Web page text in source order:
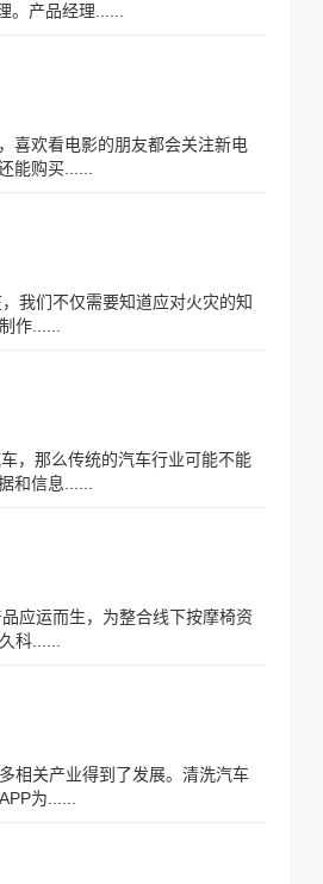
产品经理......
喜欢看电影的朋友都会关注新电
能购买......
我们不仅需要知道应对火灾的知
作......
，那么传统的汽车行业可能不能
和信息......
应运而生，为整合线下按摩椅资
科......
相关产业得到了发展。清洗汽车
为......